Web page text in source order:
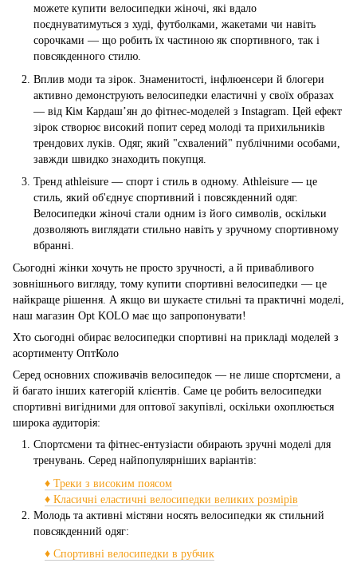
можете купити велосипедки жіночі, які вдало
поєднуватимуться з худі, футболками, жакетами чи навіть
сорочками — що робить їх частиною як спортивного, так і
повсякденного стилю.
Вплив моди та зірок. Знаменитості, інфлюенсери й блогери
активно демонструють велосипедки еластичні у своїх образах
— від Кім Кардаш’ян до фітнес-моделей з Instagram. Цей ефект
зірок створює високий попит серед молоді та прихильників
трендових луків. Одяг, який "схвалений" публічними особами,
завжди швидко знаходить покупця.
Тренд athleisure — спорт і стиль в одному. Athleisure — це
стиль, який об'єднує спортивний і повсякденний одяг.
Велосипедки жіночі стали одним із його символів, оскільки
дозволяють виглядати стильно навіть у зручному спортивному
вбранні.
Сьогодні жінки хочуть не просто зручності, а й привабливого
зовнішнього вигляду, тому купити спортивні велосипедки — це
найкраще рішення. А якщо ви шукаєте стильні та практичні моделі,
наш магазин Opt KOLO має що запропонувати!
Хто сьогодні обирає велосипедки спортивні на прикладі моделей з
асортименту ОптКоло
Серед основних споживачів велосипедок — не лише спортсмени, а
й багато інших категорій клієнтів. Саме це робить велосипедки
спортивні вигідними для оптової закупівлі, оскільки охоплюється
широка аудиторія:
Спортсмени та фітнес-ентузіасти обирають зручні моделі для
тренувань. Серед найпопулярніших варіантів:
♦ Треки з високим поясом
♦ Класичні еластичні велосипедки великих розмірів
Молодь та активні містяни носять велосипедки як стильний
повсякденний одяг:
♦ Спортивні велосипедки в рубчик